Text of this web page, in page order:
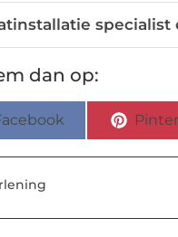
dan op: